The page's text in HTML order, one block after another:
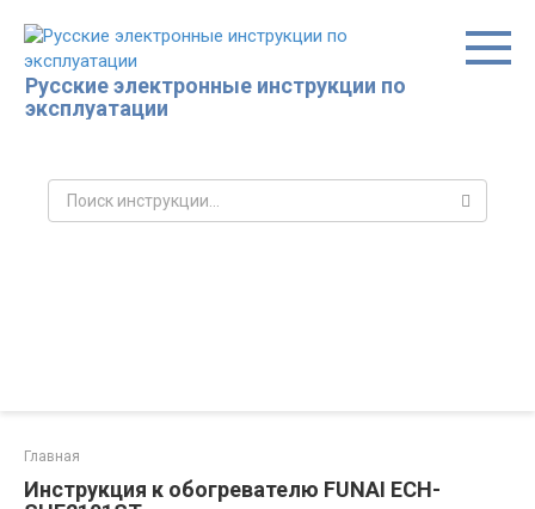
контенту
Русские электронные инструкции по
эксплуатации
Поиск:
Главная
Инструкция к обогревателю FUNAI ECH-